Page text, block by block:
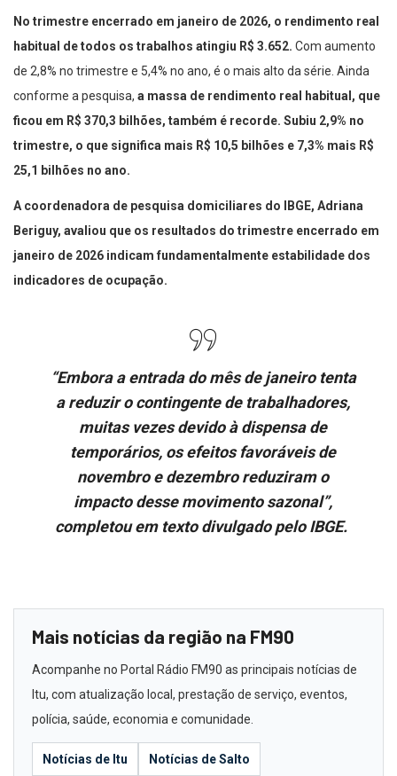
No trimestre encerrado em janeiro de 2026, o rendimento real
habitual de todos os trabalhos atingiu R$ 3.652. Com aumento
de 2,8% no trimestre e 5,4% no ano, é o mais alto da série. Ainda
conforme a pesquisa, a massa de rendimento real habitual, que
ficou em R$ 370,3 bilhões, também é recorde. Subiu 2,9% no
trimestre, o que significa mais R$ 10,5 bilhões e 7,3% mais R$
25,1 bilhões no ano.
A coordenadora de pesquisa domiciliares do IBGE, Adriana
Beriguy, avaliou que os resultados do trimestre encerrado em
janeiro de 2026 indicam fundamentalmente estabilidade dos
indicadores de ocupação.
“Embora a entrada do mês de janeiro tenta
a reduzir o contingente de trabalhadores,
muitas vezes devido à dispensa de
temporários, os efeitos favoráveis de
novembro e dezembro reduziram o
impacto desse movimento sazonal”,
completou em texto divulgado pelo IBGE.
Mais notícias da região na FM90
Acompanhe no Portal Rádio FM90 as principais notícias de
Itu, com atualização local, prestação de serviço, eventos,
polícia, saúde, economia e comunidade.
Notícias de Itu Notícias de Salto